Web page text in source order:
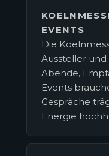
EVENTS
Die
Aussteller und
Abende,
Events
Gespräche
Energie